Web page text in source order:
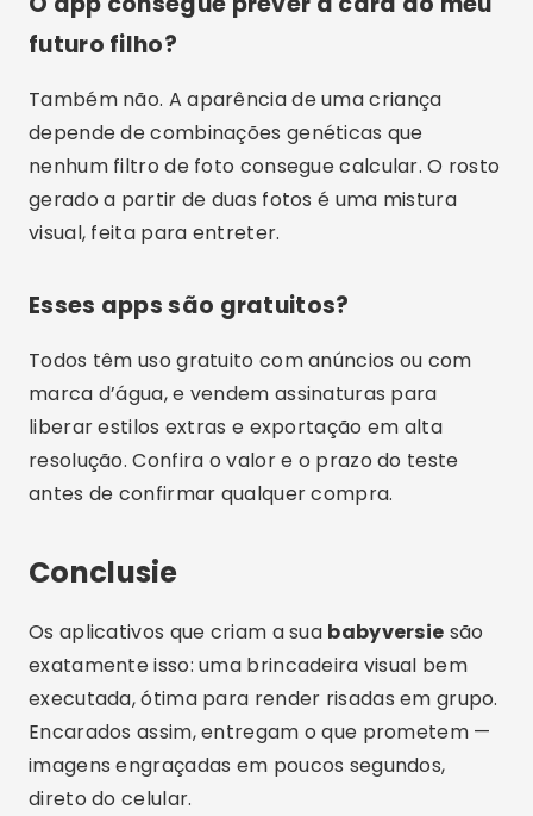
futuro filho?
Também não. A aparência de uma criança
depende de combinações genéticas que
nenhum filtro de foto consegue calcular. O rosto
gerado a partir de duas fotos é uma mistura
visual, feita para entreter.
Esses apps são gratuitos?
Todos têm uso gratuito com anúncios ou com
marca d’água, e vendem assinaturas para
liberar estilos extras e exportação em alta
resolução. Confira o valor e o prazo do teste
antes de confirmar qualquer compra.
Conclusie
Os aplicativos que criam a sua babyversie são
exatamente isso: uma brincadeira visual bem
executada, ótima para render risadas em grupo.
Encarados assim, entregam o que prometem —
imagens engraçadas em poucos segundos,
direto do celular.